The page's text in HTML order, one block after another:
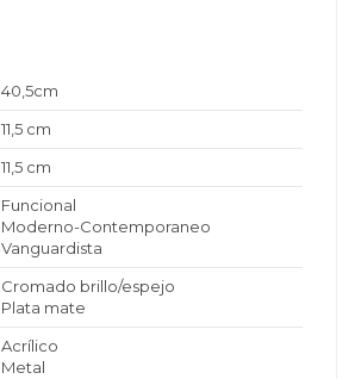
40,5cm
11,5 cm
11,5 cm
Funcional
Moderno-Contemporaneo
Vanguardista
Cromado brillo/espejo
Plata mate
Acrílico
Metal